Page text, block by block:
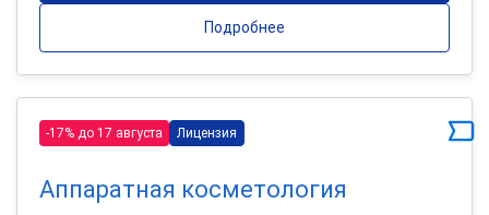
Подробнее
-17% до 17 августа Лицензия
Аппаратная косметология